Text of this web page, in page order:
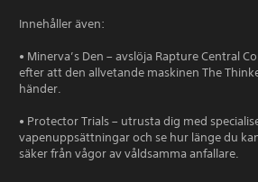
Innehåller även:
• Minerva’s Den – avslöja Rapture Central
efter att den allvetande maskinen The
händer.
• Protector Trials – utrusta dig med
vapenuppsättningar och se hur länge du
säker från vågor av våldsamma anfallare.